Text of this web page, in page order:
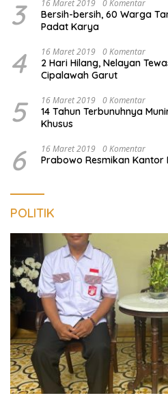
3 16 Maret 2019 0 Komentar
Bersih-bersih, 60 Warga
Padat Karya
4 16 Maret 2019 0 Komentar
2 Hari Hilang, Nelayan
Cipalawah Garut
5 16 Maret 2019 0 Komentar
14 Tahun Terbunuhnya
Khusus
6 16 Maret 2019 0 Komentar
Prabowo Resmikan Kantor
POLITIK